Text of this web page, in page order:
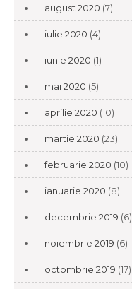
august 2020 (7)
iulie 2020 (4)
iunie 2020 (1)
mai 2020 (5)
aprilie 2020 (10)
martie 2020 (23)
februarie 2020 (10)
ianuarie 2020 (8)
decembrie 2019 (6)
noiembrie 2019 (6)
octombrie 2019 (17)